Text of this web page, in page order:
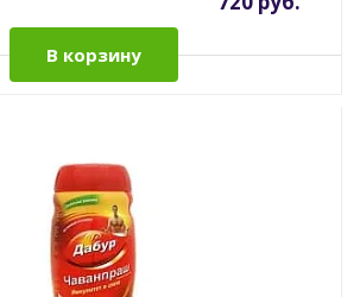
В корзину